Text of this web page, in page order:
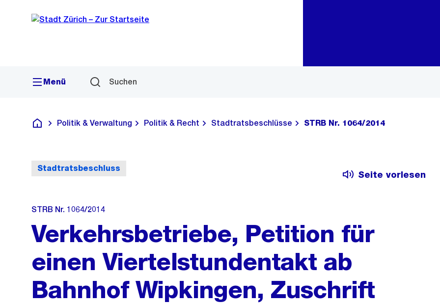
Navigation
Sprunglink
Menü Suchen
Deutsch
Politik & Verwaltung Politik & Recht Stadtratsbeschlüsse STRB Nr. 1064/2014
Stadtratsbeschluss
Seite vorlesen
STRB Nr. 1064/2014
Verkehrsbetriebe, Petition für
einen Viertelstundentakt ab
Bahnhof Wipkingen, Zuschrift